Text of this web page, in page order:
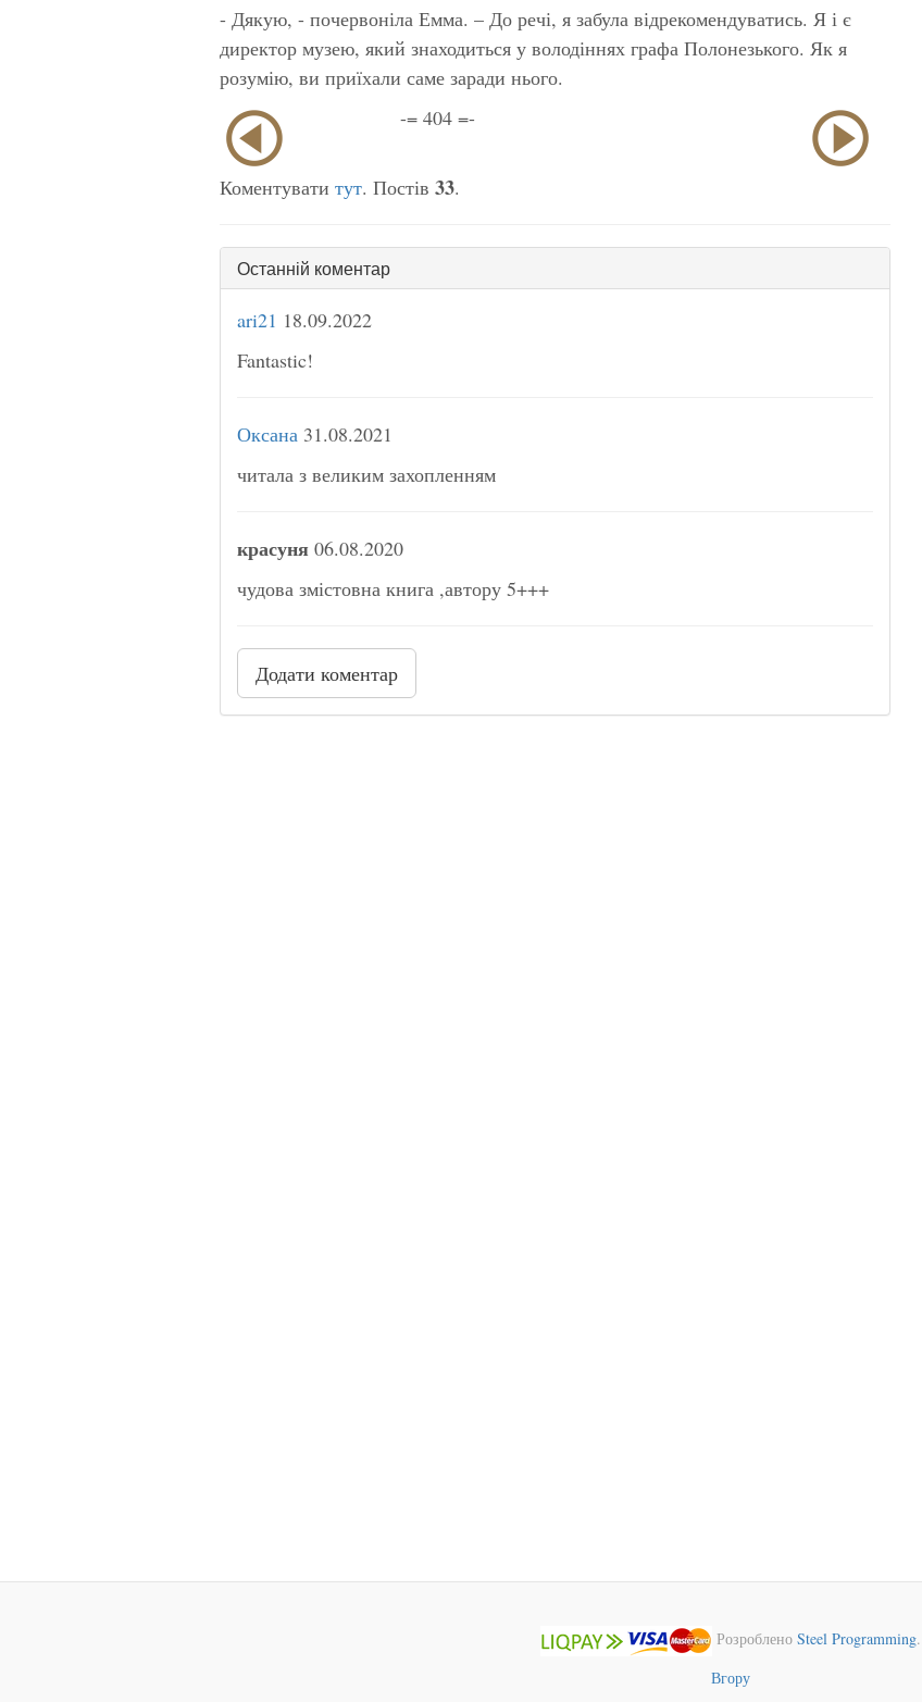
- Дякую, - почервоніла Емма. – До речі, я забула відрекомендуватись. Я і є
директор музею, який знаходиться у володіннях графа Полонезького. Як я
розумію, ви приїхали саме заради нього.
-= 404 =-
Коментувати тут. Постів 33.
Останній коментар
ari21 18.09.2022
Fantastic!
Оксана 31.08.2021
читала з великим захопленням
красуня 06.08.2020
чудова змістовна книга ,автору 5+++
Додати коментар
Розроблено Steel Programming.
Вгору